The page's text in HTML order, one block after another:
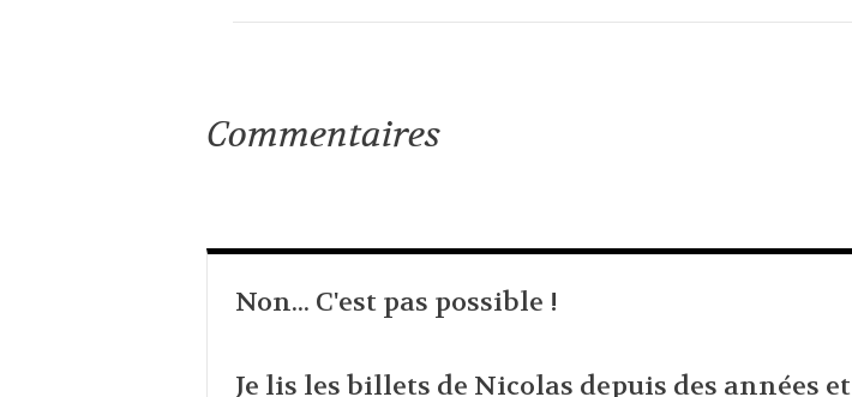
Commentaires
Non... C'est pas possible !
Je lis les billets de Nicolas depuis des années et